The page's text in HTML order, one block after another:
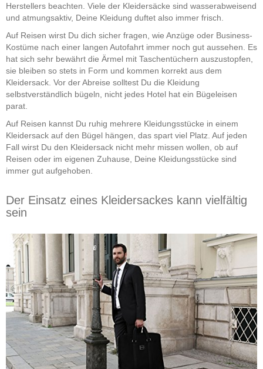
Herstellers beachten. Viele der Kleidersäcke sind wasserabweisend
und atmungsaktiv, Deine Kleidung duftet also immer frisch.
Auf Reisen wirst Du dich sicher fragen, wie Anzüge oder Business-
Kostüme nach einer langen Autofahrt immer noch gut aussehen. Es
hat sich sehr bewährt die Ärmel mit Taschentüchern auszustopfen,
sie bleiben so stets in Form und kommen korrekt aus dem
Kleidersack. Vor der Abreise solltest Du die Kleidung
selbstverständlich bügeln, nicht jedes Hotel hat ein Bügeleisen
parat.
Auf Reisen kannst Du ruhig mehrere Kleidungsstücke in einem
Kleidersack auf den Bügel hängen, das spart viel Platz. Auf jeden
Fall wirst Du den Kleidersack nicht mehr missen wollen, ob auf
Reisen oder im eigenen Zuhause, Deine Kleidungsstücke sind
immer gut aufgehoben.
Der Einsatz eines Kleidersackes kann vielfältig
sein